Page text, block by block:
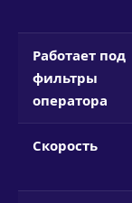
Работает под
фильтры
оператора
Скорость